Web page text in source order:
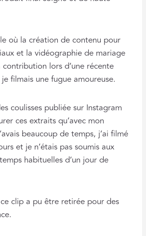
où la création de contenu pour
et la vidéographie de mariage
lors d’une récente
filmais une fugue amoureuse.
coulisses publiée sur Instagram
ces extraits qu’avec mon
beaucoup de temps, j’ai filmé
et je n’étais pas soumis aux
habituelles d’un jour de
clip a pu être retirée pour des